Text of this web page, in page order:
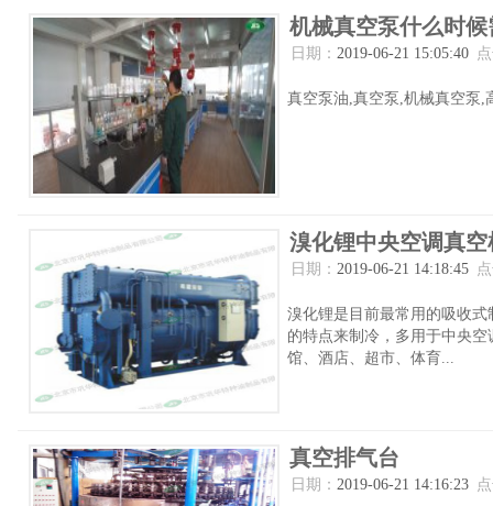
机械真空泵什么时
日期： 2019-06-21 15:05:40
真空泵油,真空泵,机械真空泵,
溴化锂中央空调真空
日期： 2019-06-21 14:18:45
溴化锂是目前最常用的吸收
的特点来制冷，多用于中央
馆、酒店、超市、体育...
真空排气台
日期： 2019-06-21 14:16:23